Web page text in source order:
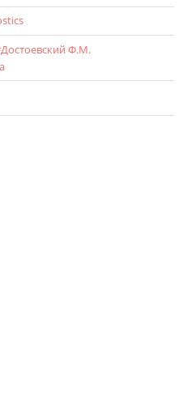
Достоевский Ф.М.